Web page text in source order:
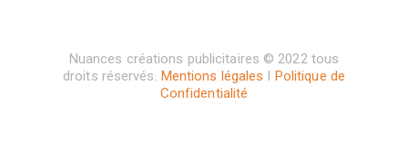
Nuances créations publicitaires © 2022 tous
droits réservés. Mentions légales I Politique de
Confidentialité